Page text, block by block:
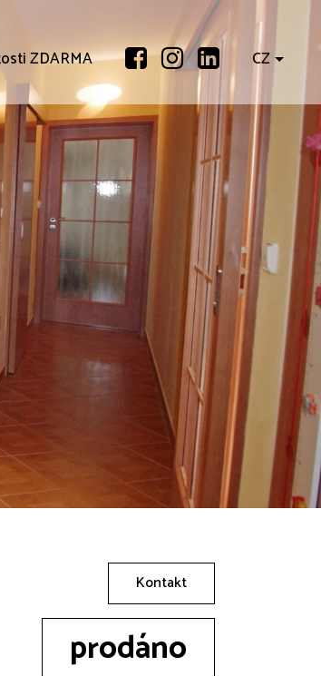
ZDARMA CZ
Kontakt
prodáno